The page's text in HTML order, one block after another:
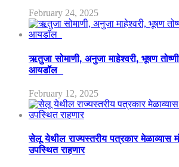
February 24, 2025
ऋतुजा सोमाणी, अनुजा माहेश्वरी, भूषण
आयडॉल
February 12, 2025
सेलू येथील राज्यस्तरीय पत्रकार मेळाव्यास
उपस्थित राहणार